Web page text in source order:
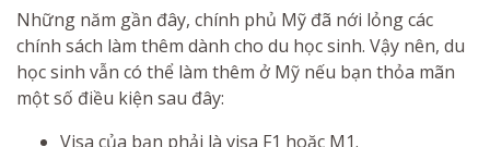
Những năm gần đây, chính phủ Mỹ đã nới lỏng các
chính sách làm thêm dành cho du học sinh. Vậy nên, du
học sinh vẫn có thể làm thêm ở Mỹ nếu bạn thỏa mãn
một số điều kiện sau đây:
Visa của bạn phải là visa F1 hoặc M1.